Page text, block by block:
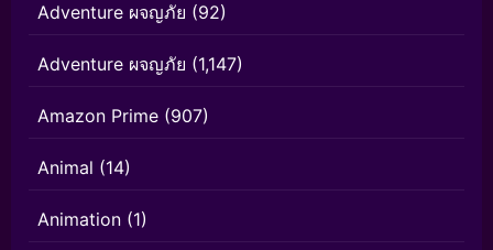
Adventure ผจญภัย (92)
Adventure ผจญภัย (1,147)
Amazon Prime (907)
Animal (14)
Animation (1)